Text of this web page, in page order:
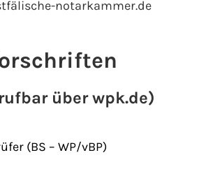
notarkammer.de
über wpk.de)
(BS – WP/vBP)